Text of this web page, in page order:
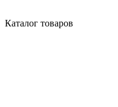
Каталог товаров